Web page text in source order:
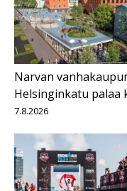
Narvan
Helsinginkatu palaa
7.8.2026